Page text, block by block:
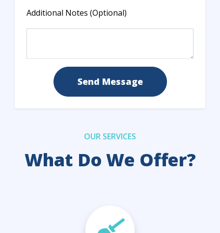
Additional Notes (Optional)
Send Message
OUR SERVICES
What Do We Offer?